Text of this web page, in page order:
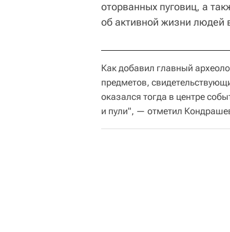
оторванных пуговиц, а
об активной жизни людей
Как добавил главный
предметов,
оказался тогда в центре
и пули", — отметил